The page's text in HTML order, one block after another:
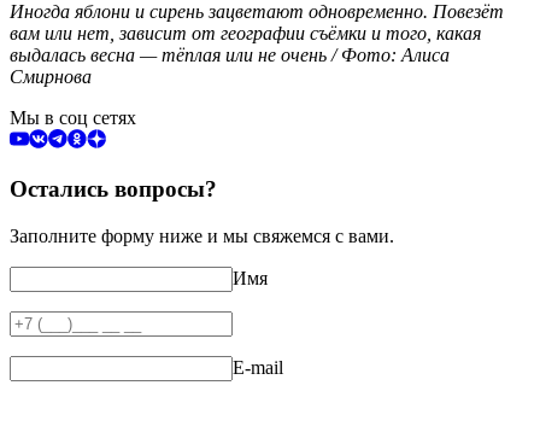
Иногда яблони и сирень зацветают одновременно. Повезёт
вам или нет, зависит от географии съёмки и того, какая
выдалась весна — тёплая или не очень / Фото: Алиса
Смирнова
Мы в соц сетях
Остались вопросы?
Заполните форму ниже и мы свяжемся с вами.
Имя
E-mail